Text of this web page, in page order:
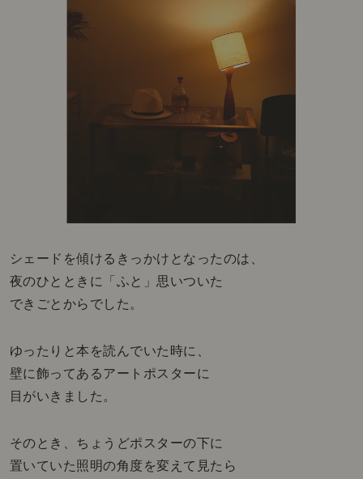
シェードを傾けるきっかけとなったのは、
夜のひとときに「ふと」思いついた
できごとからでした。
ゆったりと本を読んでいた時に、
壁に飾ってあるアートポスターに
目がいきました。
そのとき、ちょうどポスターの下に
置いていた照明の角度を変えて見たら